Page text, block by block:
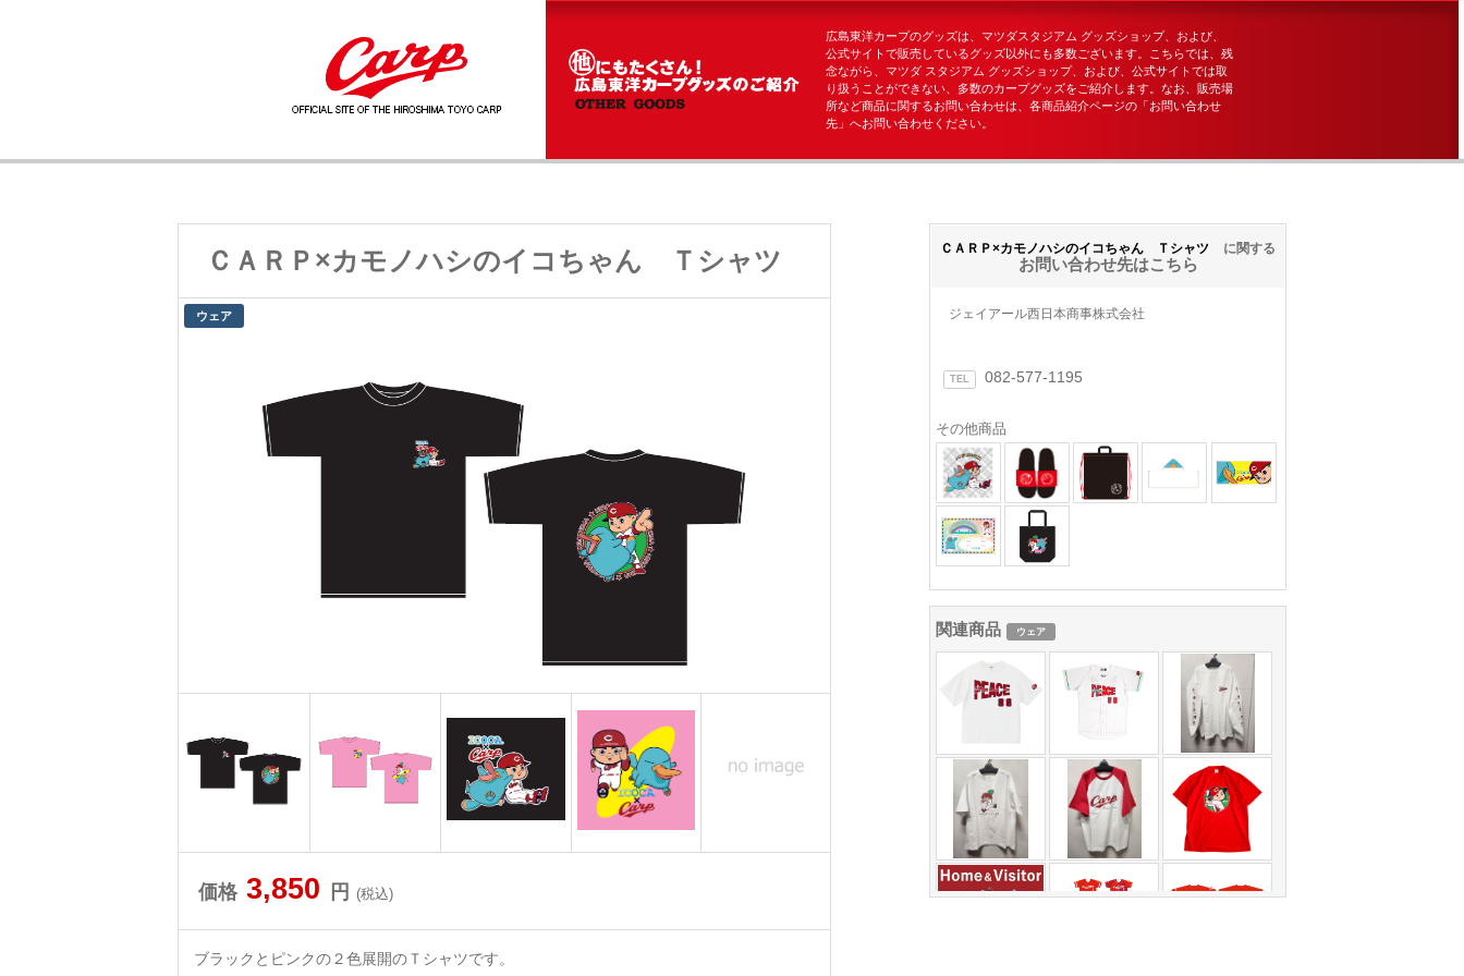
広島東洋カープのグッズは、マツダスタジアム グッズショップ、および、
公式サイトで販売しているグッズ以外にも多数ございます。こちらでは、残
念ながら、マツダ スタジアム グッズショップ、および、公式サイトでは取
り扱うことができない、多数のカープグッズをご紹介します。なお、販売場
所など商品に関するお問い合わせは、各商品紹介ページの「お問い合わせ
先」へお問い合わせください。
ＣＡＲＰ×カモノハシのイコちゃん Ｔシャツ
ウェア
価格 3,850 円 (税込)
ブラックとピンクの２色展開のＴシャツです。
ＣＡＲＰ×カモノハシのイコちゃん Ｔシャツ に関する
お問い合わせ先はこちら
ジェイアール西日本商事株式会社
TEL 082-577-1195
その他商品
関連商品 ウェア